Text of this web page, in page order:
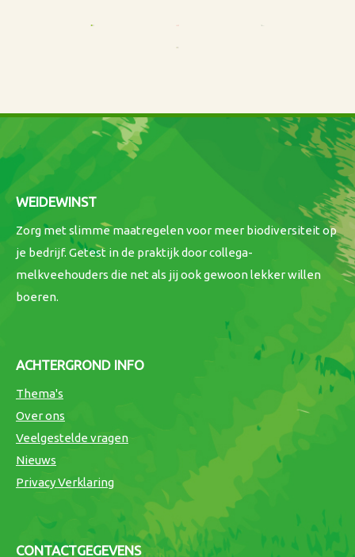
WEIDEWINST
Zorg met slimme maatregelen voor meer biodiversiteit op
je bedrijf. Getest in de praktijk door collega-
melkveehouders die net als jij ook gewoon lekker willen
boeren.
ACHTERGROND INFO
Thema's
Over ons
Veelgestelde vragen
Nieuws
Privacy Verklaring
CONTACTGEGEVENS